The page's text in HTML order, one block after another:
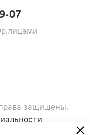
07
защищены.